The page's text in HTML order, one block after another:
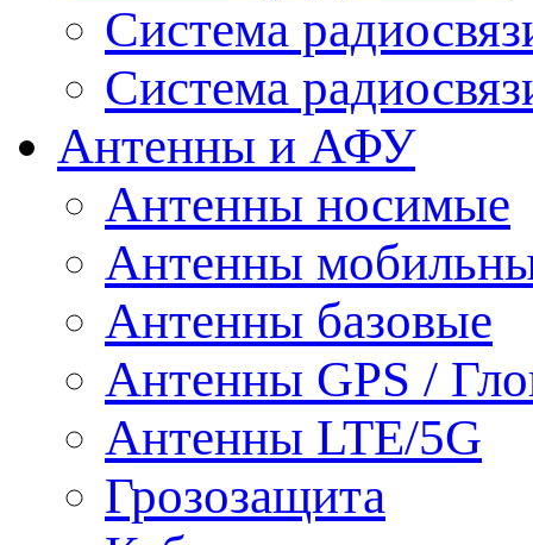
Система
Система
Антенны и АФУ
Антенны носимые
Антенны
Антенны базовые
Антенны GPS /
Антенны LTE/5G
Грозозащита